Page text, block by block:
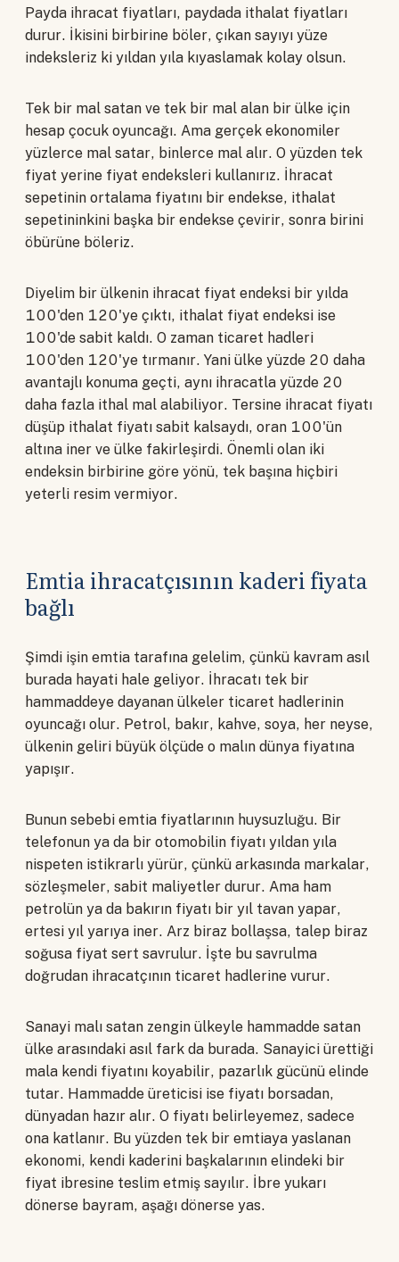
Payda ihracat fiyatları, paydada ithalat fiyatları
durur. İkisini birbirine böler, çıkan sayıyı yüze
indeksleriz ki yıldan yıla kıyaslamak kolay olsun.
Tek bir mal satan ve tek bir mal alan bir ülke için
hesap çocuk oyuncağı. Ama gerçek ekonomiler
yüzlerce mal satar, binlerce mal alır. O yüzden tek
fiyat yerine fiyat endeksleri kullanırız. İhracat
sepetinin ortalama fiyatını bir endekse, ithalat
sepetininkini başka bir endekse çevirir, sonra birini
öbürüne böleriz.
Diyelim bir ülkenin ihracat fiyat endeksi bir yılda
100'den 120'ye çıktı, ithalat fiyat endeksi ise
100'de sabit kaldı. O zaman ticaret hadleri
100'den 120'ye tırmanır. Yani ülke yüzde 20 daha
avantajlı konuma geçti, aynı ihracatla yüzde 20
daha fazla ithal mal alabiliyor. Tersine ihracat fiyatı
düşüp ithalat fiyatı sabit kalsaydı, oran 100'ün
altına iner ve ülke fakirleşirdi. Önemli olan iki
endeksin birbirine göre yönü, tek başına hiçbiri
yeterli resim vermiyor.
Emtia ihracatçısının kaderi fiyata
bağlı
Şimdi işin emtia tarafına gelelim, çünkü kavram asıl
burada hayati hale geliyor. İhracatı tek bir
hammaddeye dayanan ülkeler ticaret hadlerinin
oyuncağı olur. Petrol, bakır, kahve, soya, her neyse,
ülkenin geliri büyük ölçüde o malın dünya fiyatına
yapışır.
Bunun sebebi emtia fiyatlarının huysuzluğu. Bir
telefonun ya da bir otomobilin fiyatı yıldan yıla
nispeten istikrarlı yürür, çünkü arkasında markalar,
sözleşmeler, sabit maliyetler durur. Ama ham
petrolün ya da bakırın fiyatı bir yıl tavan yapar,
ertesi yıl yarıya iner. Arz biraz bollaşsa, talep biraz
soğusa fiyat sert savrulur. İşte bu savrulma
doğrudan ihracatçının ticaret hadlerine vurur.
Sanayi malı satan zengin ülkeyle hammadde satan
ülke arasındaki asıl fark da burada. Sanayici ürettiği
mala kendi fiyatını koyabilir, pazarlık gücünü elinde
tutar. Hammadde üreticisi ise fiyatı borsadan,
dünyadan hazır alır. O fiyatı belirleyemez, sadece
ona katlanır. Bu yüzden tek bir emtiaya yaslanan
ekonomi, kendi kaderini başkalarının elindeki bir
fiyat ibresine teslim etmiş sayılır. İbre yukarı
dönerse bayram, aşağı dönerse yas.